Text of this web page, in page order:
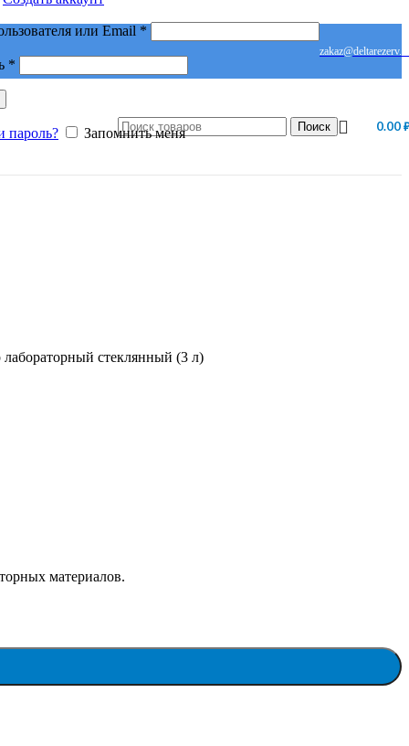
или Email *Обязательно
*
пароль? Запомнить меня Поиск 0.00
лабораторный стеклянный (3 л)
материалов.